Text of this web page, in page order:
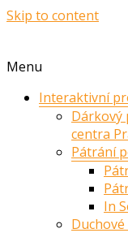
Skip to content
Menu
Interaktivní
Dárkový
centra
Pátrání
In